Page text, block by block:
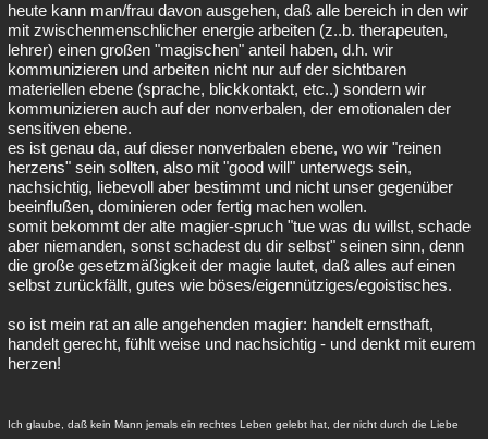
heute kann man/frau davon ausgehen, daß alle bereich in den wir
mit zwischenmenschlicher energie arbeiten (z..b. therapeuten,
lehrer) einen großen "magischen" anteil haben, d.h. wir
kommunizieren und arbeiten nicht nur auf der sichtbaren
materiellen ebene (sprache, blickkontakt, etc..) sondern wir
kommunizieren auch auf der nonverbalen, der emotionalen der
sensitiven ebene.
es ist genau da, auf dieser nonverbalen ebene, wo wir "reinen
herzens" sein sollten, also mit "good will" unterwegs sein,
nachsichtig, liebevoll aber bestimmt und nicht unser gegenüber
beeinflußen, dominieren oder fertig machen wollen.
somit bekommt der alte magier-spruch "tue was du willst, schade
aber niemanden, sonst schadest du dir selbst" seinen sinn, denn
die große gesetzmäßigkeit der magie lautet, daß alles auf einen
selbst zurückfällt, gutes wie böses/eigennütziges/egoistisches.
so ist mein rat an alle angehenden magier: handelt ernsthaft,
handelt gerecht, fühlt weise und nachsichtig - und denkt mit eurem
herzen!
Ich glaube, daß kein Mann jemals ein rechtes Leben gelebt hat, der nicht durch die Liebe